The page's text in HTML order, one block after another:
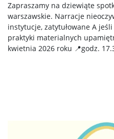
Zapraszamy na dziewiąte
warszawskie. Narracje
instytucje, zatytułowane A
praktyki materialnych
kwietnia 2026 roku 📍godz.